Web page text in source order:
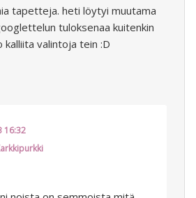
tapetteja. heti löytyi muutama
tuloksenaa kuitenkin
valintoja tein :D
16:32